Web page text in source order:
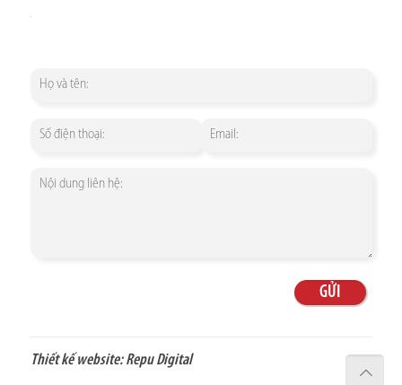
Thiết kế website:Repu Digital